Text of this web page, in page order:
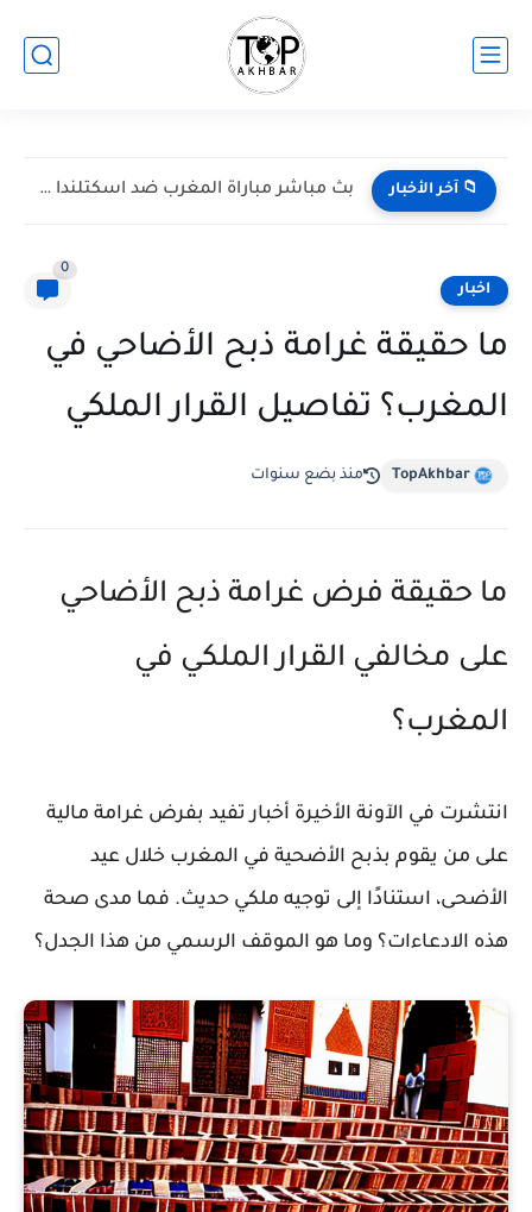
📁 آخر الأخبار بث مباشر مباراة المغرب ضد اسكتلندا في كأس العالم 2026...
اخبار
0
ما حقيقة غرامة ذبح الأضاحي في
المغرب؟ تفاصيل القرار الملكي
TopAkhbar منذ بضع سنوات
ما حقيقة فرض غرامة ذبح الأضاحي
على مخالفي القرار الملكي في
المغرب؟
انتشرت في الآونة الأخيرة أخبار تفيد بفرض غرامة مالية
على من يقوم بذبح الأضحية في المغرب خلال عيد
الأضحى، استنادًا إلى توجيه ملكي حديث. فما مدى صحة
هذه الادعاءات؟ وما هو الموقف الرسمي من هذا الجدل؟